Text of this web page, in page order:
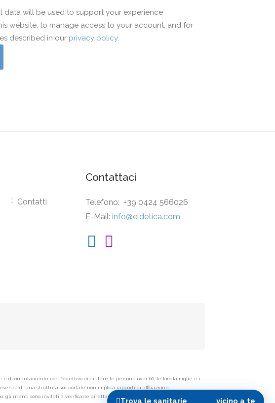
Trova le sanitarie vicino a te
data will be used to support your experience
website, to manage access to your account, and for
described in our privacy policy.
Contatti
Contattaci
Telefono: +39 0424 566026
E-Mail: info@eldetica.com
di orientamento, con l’obiettivo di aiutare le persone over 60, le loro famiglie e i
di una struttura sul portale non implica rapporti di affiliazione,
gli utenti sono invitati a verificarle direttamente con la struttura interessata. I